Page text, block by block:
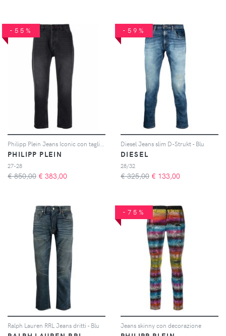
-55%
PHILIPP PLEIN
27-28
€ 850,00 € 383,00
-59%
Diesel Jeans slim D-Strukt - Blu
DIESEL
28/32
€ 325,00 € 133,00
Ralph Lauren RRL Jeans dritti - Blu
-75%
Jeans skinny con decorazione